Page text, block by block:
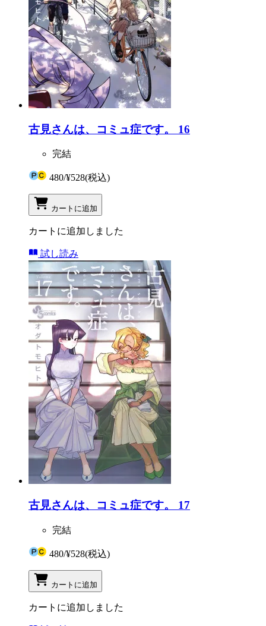
古見さんは、コミュ症です。 16
完結
480/¥528(税込)
カートに追加
カートに追加しました
試し読み
古見さんは、コミュ症です。 17
完結
480/¥528(税込)
カートに追加
カートに追加しました